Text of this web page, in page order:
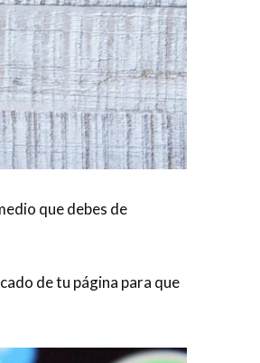
que debes de
de tu página para que